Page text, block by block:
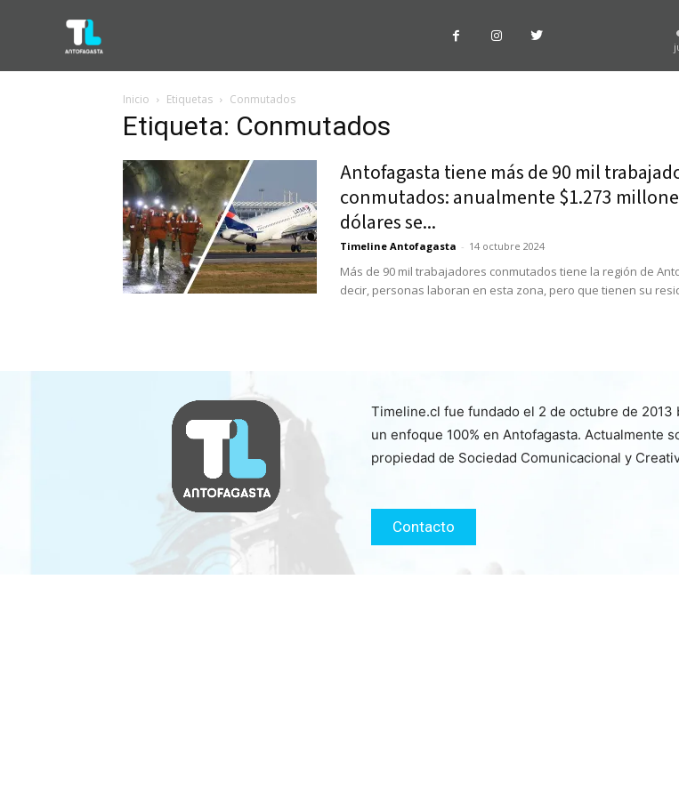
Inicio Etiquetas Conmutados
Etiqueta: Conmutados
Antofagasta tiene más de 90 mil
conmutados: anualmente $1.273
dólares se...
Timeline Antofagasta - 14 octubre 2024
Más de 90 mil trabajadores conmutados tiene la región de
decir, personas laboran en esta zona, pero que tienen su
Timeline.cl fue fundado el 2 de octubre de
un enfoque 100% en Antofagasta. Actualmente
propiedad de Sociedad Comunicacional y
Contacto